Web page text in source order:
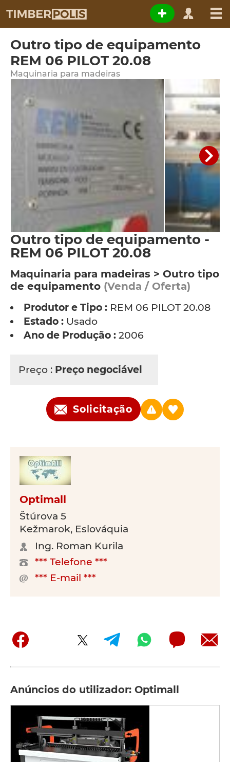
Outro tipo de equipamento
REM 06 PILOT 20.08
Maquinaria para madeiras
Outro tipo de equipamento -
REM 06 PILOT 20.08
Maquinaria para madeiras > Outro tipo
de equipamento (Venda / Oferta)
Produtor e Tipo : REM 06 PILOT 20.08
Estado : Usado
Ano de Produção : 2006
Preço : Preço negociável
Solicitação
Optimall
Štúrova 5
Kežmarok, Eslováquia
Ing. Roman Kurila
*** Telefone ***
*** E-mail ***
Anúncios do utilizador: Optimall